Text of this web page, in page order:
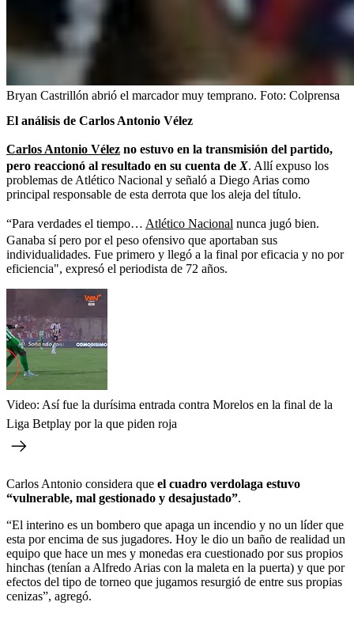
Bryan Castrillón abrió el marcador muy temprano. Foto: Colprensa
El análisis de Carlos Antonio Vélez
Carlos Antonio Vélez no estuvo en la transmisión del partido,
pero reaccionó al resultado en su cuenta de X. Allí expuso los
problemas de Atlético Nacional y señaló a Diego Arias como
principal responsable de esta derrota que los aleja del título.
“Para verdades el tiempo… Atlético Nacional nunca jugó bien.
Ganaba sí pero por el peso ofensivo que aportaban sus
individualidades. Fue primero y llegó a la final por eficacia y no por
eficiencia", expresó el periodista de 72 años.
Video: Así fue la durísima entrada contra Morelos en la final de la
Liga Betplay por la que piden roja
Carlos Antonio considera que el cuadro verdolaga estuvo
“vulnerable, mal gestionado y desajustado”.
“El interino es un bombero que apaga un incendio y no un líder que
esta por encima de sus jugadores. Hoy le dio un baño de realidad un
equipo que hace un mes y monedas era cuestionado por sus propios
hinchas (tenían a Alfredo Arias con la maleta en la puerta) y que por
efectos del tipo de torneo que jugamos resurgió de entre sus propias
cenizas”, agregó.